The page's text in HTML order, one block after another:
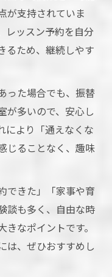
が支持されていま
レッスン予約を自分
るため、継続しやす
った場合でも、振替
が多いので、安心し
により「通えなくな
じることなく、趣味
できた」「家事や育
談も多く、自由な時
なポイントです。
は、ぜひおすすめし